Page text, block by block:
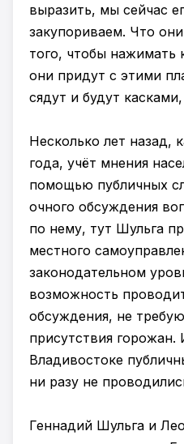
выразить, мы сейчас
закупориваем. Что
того, чтобы нажимать
они придут с этими
сядут и будут
Несколько лет назад,
года, учёт мнения
помощью публичных
очного обсуждения
по нему, тут Шульга
местного
законодательном
возможность
обсуждения, не
присутствия горожан.
Владивостоке
ни разу не
Геннадий Шульга и